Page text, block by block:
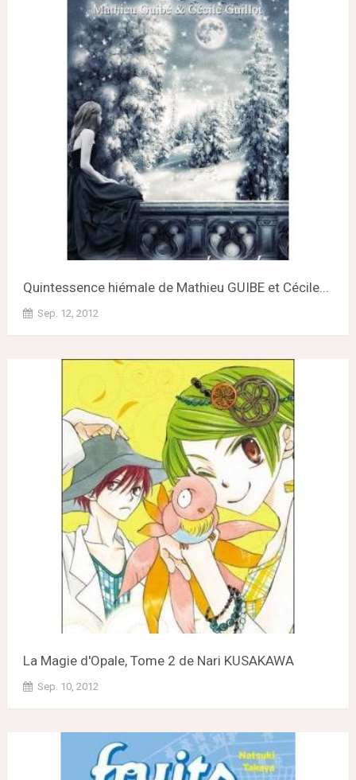
Quintessence hiémale de Mathieu GUIBE et Cécile...
Sep. 12, 2012
La Magie d'Opale, Tome 2 de Nari KUSAKAWA
Sep. 10, 2012